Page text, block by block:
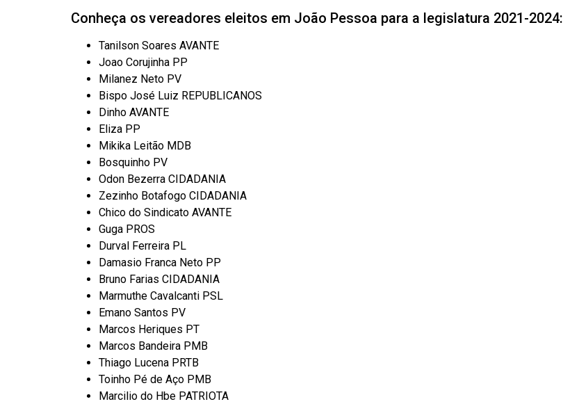
Conheça os vereadores eleitos em João Pessoa para a legislatura 2021-2024:
Tanilson Soares AVANTE
Joao Corujinha PP
Milanez Neto PV
Bispo José Luiz REPUBLICANOS
Dinho AVANTE
Eliza PP
Mikika Leitão MDB
Bosquinho PV
Odon Bezerra CIDADANIA
Zezinho Botafogo CIDADANIA
Chico do Sindicato AVANTE
Guga PROS
Durval Ferreira PL
Damasio Franca Neto PP
Bruno Farias CIDADANIA
Marmuthe Cavalcanti PSL
Emano Santos PV
Marcos Heriques PT
Marcos Bandeira PMB
Thiago Lucena PRTB
Toinho Pé de Aço PMB
Marcilio do Hbe PATRIOTA